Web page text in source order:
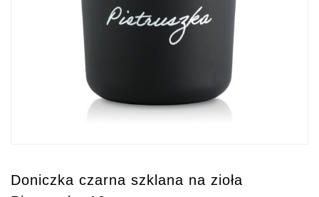
Doniczka czarna szklana na zioła